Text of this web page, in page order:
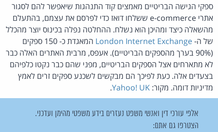
ספקי הגישה הבריטיים מאמצים קוד התנהגות שיאפשר להם לסגור
אתרי e-commerce ששלחו דואז כדי לפרסם את עצמם, בהתעלם
מהשאלה כיצד ומהיכן הוא נשלח. ההחלטה נפלה בכינוס יוצר מהכלל
של ה-London Internet Exchange
המאגדת כ- 150 ספקים
(90% בערך מהספקים הבריטיים). אעפס, מרבית האתרים האלה כבר
לא מתארחים אצל הספקים הבריטיים, מפני שהם כבר נקטו כלפיהם
בצעדים אלה. כעת לפיכך הם מבקשים לשכנע ספקים זרים לאמץ
מדיניות דומה. מקור: Yahoo! UK
.
אלפי עורכי דין ואנשי משפט נעזרים בידע משפטי מהימן ועדכני.
הצטרפו גם אתם: